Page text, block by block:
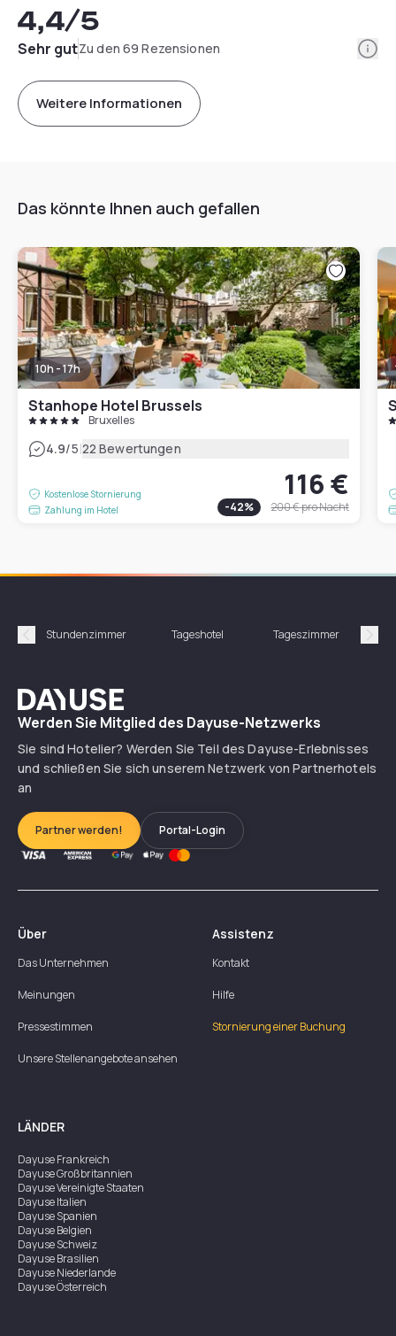
4,4/5
Sehr gutZu den 69 Rezensionen
Weitere Informationen
Das könnte Ihnen auch gefallen
10h - 17h
Stanhope Hotel Brussels
Bruxelles
4.9/5|22 Bewertungen
Kostenlose Stornierung
Zahlung im Hotel
116 €
-42% 200 €pro Nacht
Précédent
Stundenzimmer Tageshotel Tageszimmer
Dayuse
Werden Sie Mitglied des Dayuse-Netzwerks
Sie sind Hotelier? Werden Sie Teil des Dayuse-Erlebnisses
und schließen Sie sich unserem Netzwerk von Partnerhotels
an
Partner werden! Portal-Login
Über
Das Unternehmen
Meinungen
Pressestimmen
Unsere Stellenangebote ansehen
Assistenz
Kontakt
Hilfe
Stornierung einer Buchung
LÄNDER
DayuseFrankreich
DayuseGroßbritannien
DayuseVereinigte Staaten
DayuseItalien
DayuseSpanien
DayuseBelgien
DayuseSchweiz
DayuseBrasilien
DayuseNiederlande
DayuseÖsterreich